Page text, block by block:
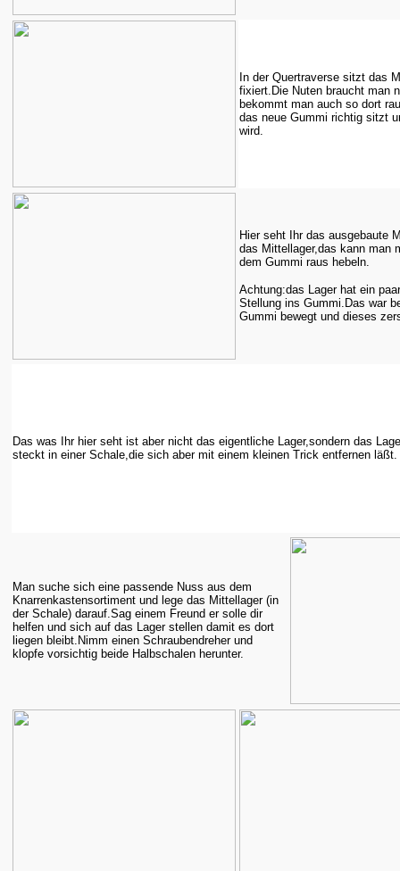
In der Quertraverse sitzt das
fixiert.Die Nuten braucht man
bekommt man auch so dort
das neue Gummi richtig sitzt
wird.
Hier seht Ihr das ausgebaute
das Mittellager,das kann man
dem Gummi raus hebeln.
Achtung:das Lager hat ein
Stellung ins Gummi.Das war
Gummi bewegt und dieses
Das was Ihr hier seht ist aber nicht das eigentliche Lager,sondern das
steckt in einer Schale,die sich aber mit einem kleinen Trick entfernen läßt.
Man suche sich eine passende Nuss aus dem
Knarrenkastensortiment und lege das Mittellager (in
der Schale) darauf.Sag einem Freund er solle dir
helfen und sich auf das Lager stellen damit es dort
liegen bleibt.Nimm einen Schraubendreher und
klopfe vorsichtig beide Halbschalen herunter.